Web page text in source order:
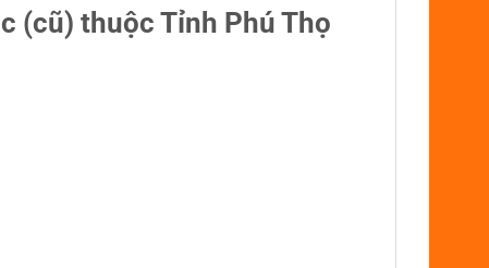
(cũ) thuộc Tỉnh Phú Thọ